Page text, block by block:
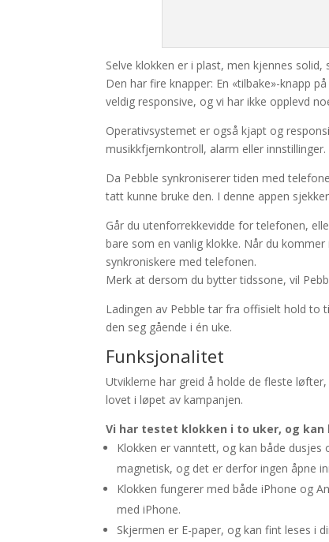
Selve klokken er i plast, men kjennes
Den har fire knapper: En «tilbake»-knapp
veldig responsive, og vi har ikke opplevd
Operativsystemet er også kjapt og
musikkfjernkontroll, alarm eller innstillinger.
Da Pebble synkroniserer tiden med
tatt kunne bruke den. I denne appen
Går du utenforrekkevidde for telefonen,
bare som en vanlig klokke. Når du
synkroniskere med telefonen.
Merk at dersom du bytter tidssone, vil
Ladingen av Pebble tar fra offisielt hold to
den seg gående i én uke.
Funksjonalitet
Utviklerne har greid å holde de fleste
lovet i løpet av kampanjen.
Vi har testet klokken i to uker, og
Klokken er vanntett, og kan både dusjes
magnetisk, og det er derfor ingen åpne
Klokken fungerer med både iPhone og
med iPhone.
Skjermen er E-paper, og kan fint leses i